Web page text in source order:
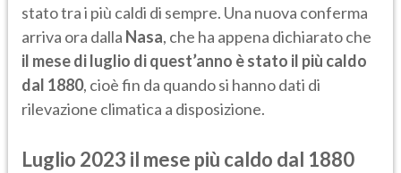
stato tra i più caldi di sempre. Una nuova conferma
arriva ora dalla Nasa, che ha appena dichiarato che
il mese di luglio di quest’anno è stato il più caldo
dal 1880, cioè fin da quando si hanno dati di
rilevazione climatica a disposizione.
Luglio 2023 il mese più caldo dal 1880